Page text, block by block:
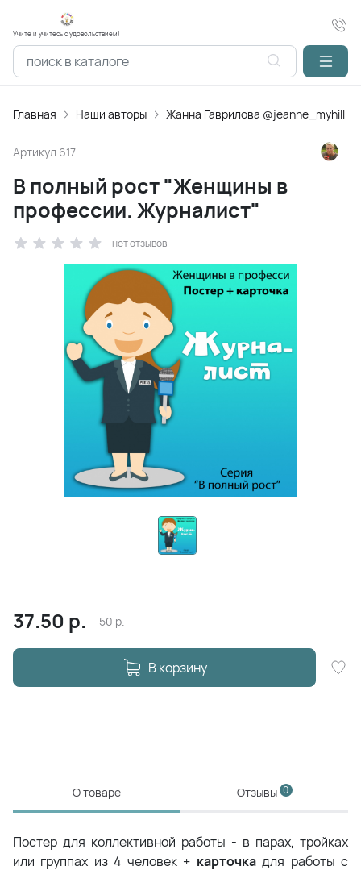
Учите и учитесь с удовольствием!
Главная Наши авторы Жанна Гаврилова @jeanne_myhill
Артикул 617
В полный рост "Женщины в
профессии. Журналист"
нет отзывов
37.50 р. 50р.
В корзину
О товаре Отзывы 0
Постер для коллективной работы - в парах, тройках
или группах из 4 человек + карточкадля работы с